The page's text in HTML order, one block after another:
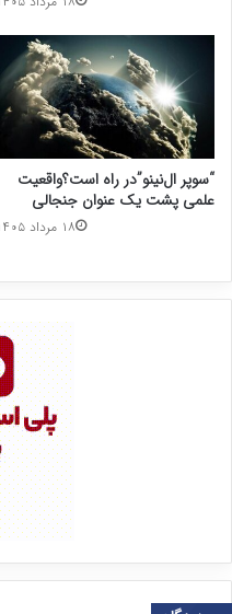
“سوپر ال‌نینو”در راه است؟واقعیت
علمی پشت یک عنوان جنجالی
۱۸ مرداد ۱۴۰۵